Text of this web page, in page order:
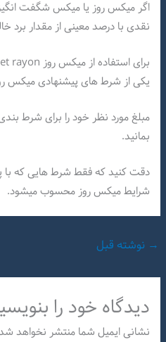
اگر میکس روز یا میکس شگفت
نقدی با درصد معینی از مقدار
یکی از شرط های پیشنهادی میکس
مبلغ مورد نظر خود را برای شرط
بمانید.
دقت کنید که فقط شرط هایی که با
شرایط میکس روز محسوب میشود.
→ نوشته قبل
دیدگاه‌ خود را
نشانی ایمیل شما منتشر نخواهد